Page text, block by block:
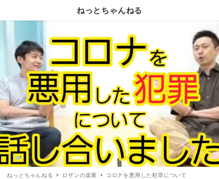
ねっとちゃんねる
ねっとちゃんねる ロザンの楽屋 コロナを悪用した犯罪について